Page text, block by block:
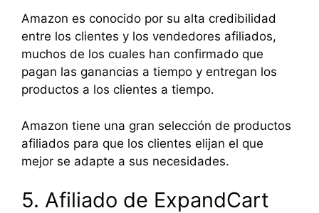
Amazon es conocido por su alta credibilidad
entre los clientes y los vendedores afiliados,
muchos de los cuales han confirmado que
pagan las ganancias a tiempo y entregan los
productos a los clientes a tiempo.
Amazon tiene una gran selección de productos
afiliados para que los clientes elijan el que
mejor se adapte a sus necesidades.
5. Afiliado de ExpandCart